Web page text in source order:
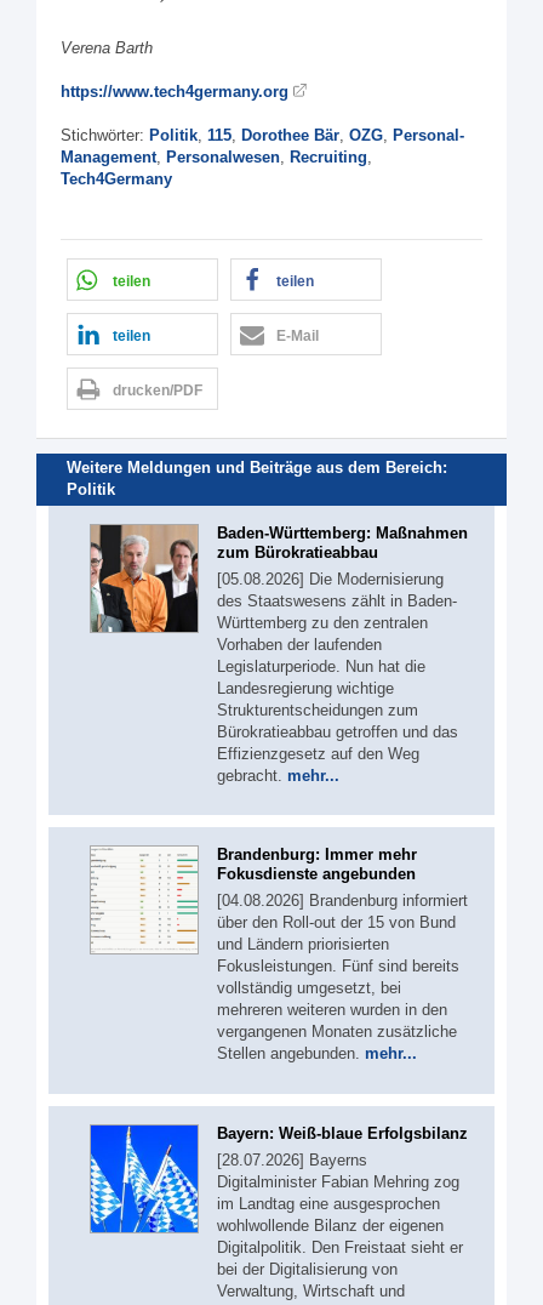
Verena Barth
https://www.tech4germany.org
Stichwörter: Politik, 115, Dorothee Bär, OZG, Personal-
Management, Personalwesen, Recruiting,
Tech4Germany
teilen teilen
teilen E-Mail
drucken/PDF
Weitere Meldungen und Beiträge aus dem Bereich:
Politik
Baden-Württemberg: Maßnahmen
zum Bürokratieabbau
[05.08.2026] Die Modernisierung
des Staatswesens zählt in Baden-
Württemberg zu den zentralen
Vorhaben der laufenden
Legislaturperiode. Nun hat die
Landesregierung wichtige
Strukturentscheidungen zum
Bürokratieabbau getroffen und das
Effizienzgesetz auf den Weg
gebracht. mehr...
Brandenburg: Immer mehr
Fokusdienste angebunden
[04.08.2026] Brandenburg informiert
über den Roll-out der 15 von Bund
und Ländern priorisierten
Fokusleistungen. Fünf sind bereits
vollständig umgesetzt, bei
mehreren weiteren wurden in den
vergangenen Monaten zusätzliche
Stellen angebunden. mehr...
Bayern: Weiß-blaue Erfolgsbilanz
[28.07.2026] Bayerns
Digitalminister Fabian Mehring zog
im Landtag eine ausgesprochen
wohlwollende Bilanz der eigenen
Digitalpolitik. Den Freistaat sieht er
bei der Digitalisierung von
Verwaltung, Wirtschaft und